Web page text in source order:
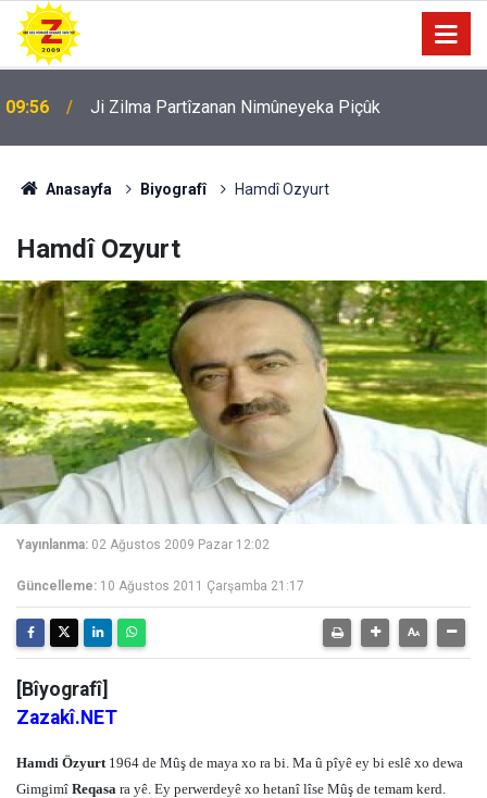
09:56 Ji Zilma Partîzanan Nimûneyeka Piçûk
Anasayfa Biyografî Hamdî Ozyurt
Hamdî Ozyurt
Yayınlanma: 02 Ağustos 2009 Pazar 12:02
Güncelleme: 10 Ağustos 2011 Çarşamba 21:17
[Bîyografî]
Zazakî.NET
Hamdi Özyurt 1964 de Mûş de maya xo ra bi. Ma û pîyê ey bi eslê xo dewa
Gimgimî Reqasa ra yê. Ey perwerdeyê xo hetanî lîse Mûş de temam kerd.